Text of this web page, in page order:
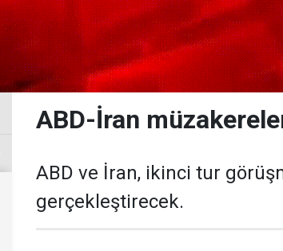
ABD-İran
ABD ve İran, ikinci tur
gerçekleştirecek.